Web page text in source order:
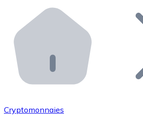
Distributeurs automatiques
Intégrez un ATM Bitnovo dans
API Bitnovo
Intégrez notre API dans votre
Rejoignez notre réseau de
Cryptomonnaies